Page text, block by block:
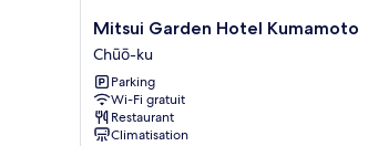
Mitsui
Garden
Hotel
Kumamoto
Chūō-
ku
Mitsui Garden Hotel Kumamoto
Chūō-ku
Parking
Wi-Fi gratuit
Restaurant
Climatisation